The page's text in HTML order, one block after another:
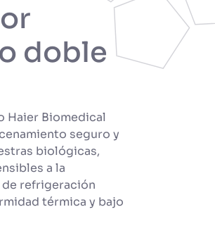
doble
Haier Biomedical
seguro y
biológicas,
a la
de refrigeración
térmica y bajo